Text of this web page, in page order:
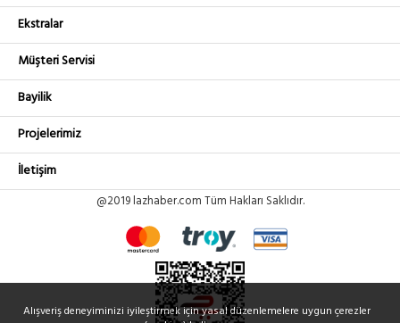
Ekstralar
Müşteri Servisi
Bayilik
Projelerimiz
İletişim
@2019 lazhaber.com Tüm Hakları Saklıdır.
Alışveriş deneyiminizi iyileştirmek için yasal düzenlemelere uygun çerezler